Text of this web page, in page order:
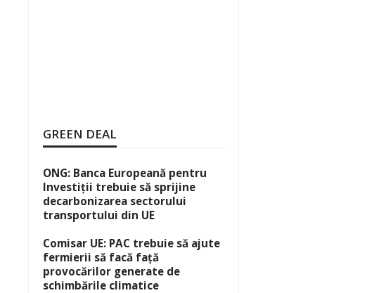
GREEN DEAL
ONG: Banca Europeană pentru
Investiții trebuie să sprijine
decarbonizarea sectorului
transportului din UE
Comisar UE: PAC trebuie să ajute
fermierii să facă față
provocărilor generate de
schimbările climatice